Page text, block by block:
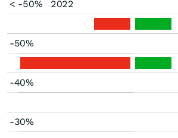
< -50%
2022
-50%
-40%
-30%